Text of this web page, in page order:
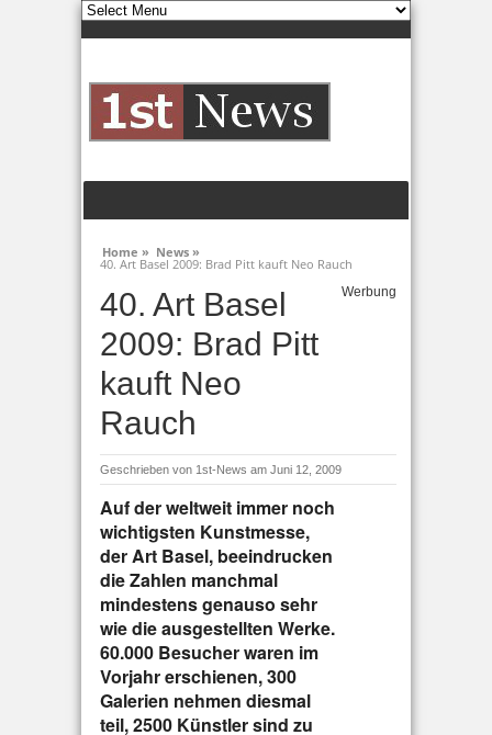
Home » News »
40. Art Basel 2009: Brad Pitt kauft Neo Rauch
40. Art Basel
2009: Brad Pitt
kauft Neo
Rauch
Werbung
Geschrieben von 1st-News am Juni 12, 2009
Auf der weltweit immer noch
wichtigsten Kunstmesse,
der Art Basel, beeindrucken
die Zahlen manchmal
mindestens genauso sehr
wie die ausgestellten Werke.
60.000 Besucher waren im
Vorjahr erschienen, 300
Galerien nehmen diesmal
teil, 2500 Künstler sind zu